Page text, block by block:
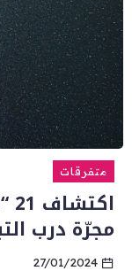
متفرقات
مجرّة درب
27/01/2024